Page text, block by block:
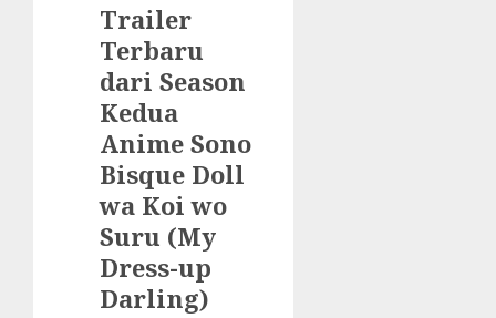
Trailer
Terbaru
dari Season
Kedua
Anime Sono
Bisque Doll
wa Koi wo
Suru (My
Dress-up
Darling)